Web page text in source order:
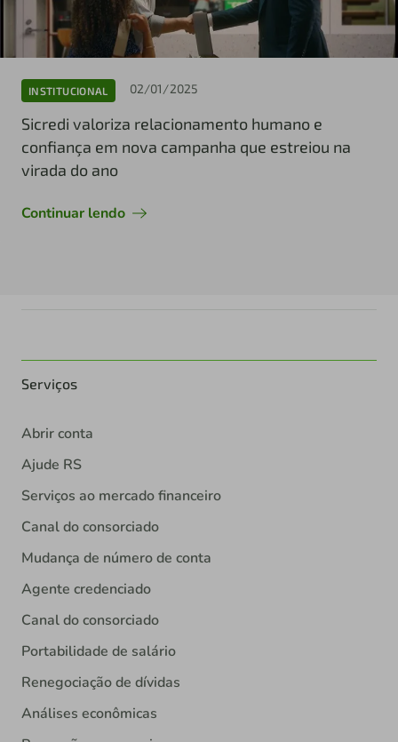
INSTITUCIONAL 02/01/2025
Sicredi valoriza relacionamento humano e
confiança em nova campanha que estreiou na
virada do ano
Continuar lendo
Serviços
Abrir conta
Ajude RS
Serviços ao mercado financeiro
Canal do consorciado
Mudança de número de conta
Agente credenciado
Canal do consorciado
Portabilidade de salário
Renegociação de dívidas
Análises econômicas